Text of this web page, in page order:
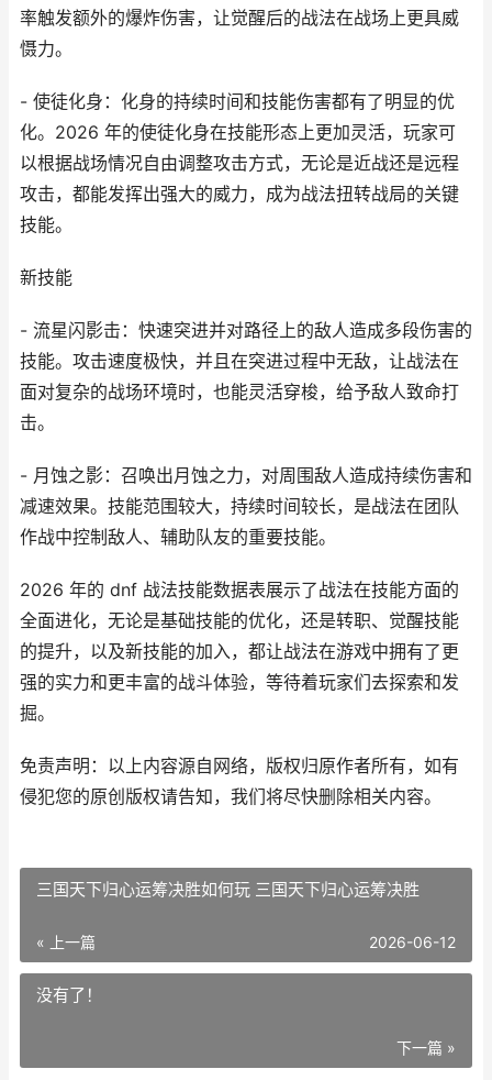
率触发额外的爆炸伤害，让觉醒后的战法在战场上更具威
慑力。
- 使徒化身：化身的持续时间和技能伤害都有了明显的优
化。2026 年的使徒化身在技能形态上更加灵活，玩家可
以根据战场情况自由调整攻击方式，无论是近战还是远程
攻击，都能发挥出强大的威力，成为战法扭转战局的关键
技能。
新技能
- 流星闪影击：快速突进并对路径上的敌人造成多段伤害的
技能。攻击速度极快，并且在突进过程中无敌，让战法在
面对复杂的战场环境时，也能灵活穿梭，给予敌人致命打
击。
- 月蚀之影：召唤出月蚀之力，对周围敌人造成持续伤害和
减速效果。技能范围较大，持续时间较长，是战法在团队
作战中控制敌人、辅助队友的重要技能。
2026 年的 dnf 战法技能数据表展示了战法在技能方面的
全面进化，无论是基础技能的优化，还是转职、觉醒技能
的提升，以及新技能的加入，都让战法在游戏中拥有了更
强的实力和更丰富的战斗体验，等待着玩家们去探索和发
掘。
免责声明：以上内容源自网络，版权归原作者所有，如有
侵犯您的原创版权请告知，我们将尽快删除相关内容。
三国天下归心运筹决胜如何玩 三国天下归心运筹决胜
« 上一篇 2026-06-12
没有了！
下一篇 »